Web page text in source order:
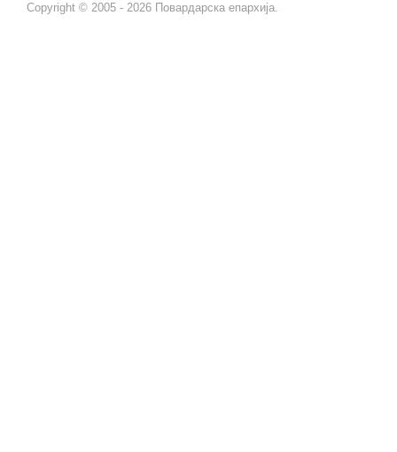
Copyright © 2005 - 2026 Повардарска епархија.